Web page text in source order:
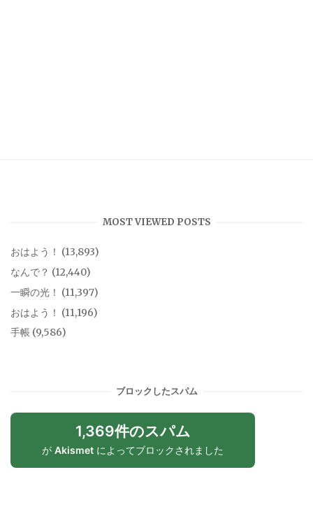
MOST VIEWED POSTS
おはよう！ (13,893)
なんで？ (12,440)
一瞬の光！ (11,397)
おはよう！ (11,196)
手帳 (9,586)
ブロックしたスパム
1,369件のスパム
が Akismet によってブロックされました